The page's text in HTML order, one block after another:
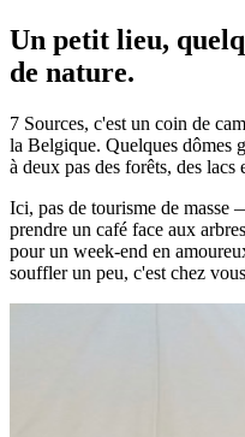
Un petit lieu,
de nature.
7 Sources, c'est un coin de
la Belgique. Quelques dômes
à deux pas des forêts, des lacs
Ici, pas de tourisme de
prendre un café face aux
pour un week-end en
souffler un peu, c'est chez